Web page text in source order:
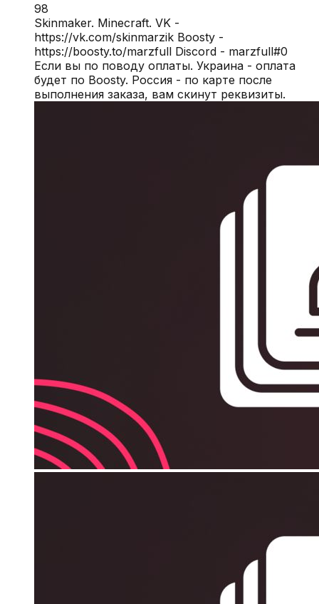
98
Skinmaker. Minecraft. VK -
https://vk.com/skinmarzik Boosty -
https://boosty.to/marzfull Discord - marzfull#0
Если вы по поводу оплаты. Украина - оплата
будет по Boosty. Россия - по карте после
выполнения заказа, вам скинут реквизиты.